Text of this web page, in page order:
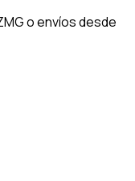
o envíos desde